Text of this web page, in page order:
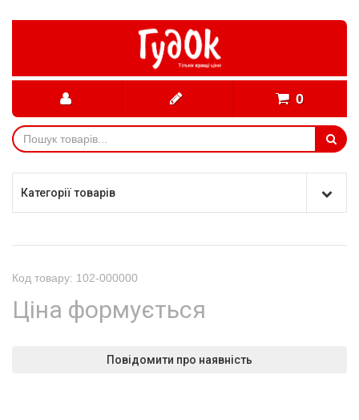
0
Категорії товарів
Код товару: 102-000000
Ціна формується
Повідомити про наявність